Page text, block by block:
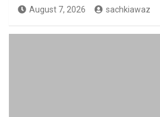
August 7, 2026 sachkiawaz